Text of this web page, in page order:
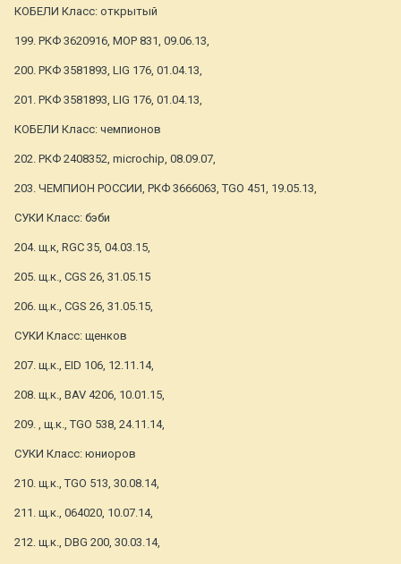
КОБЕЛИ Класс: открытый
199. РКФ 3620916, MOP 831, 09.06.13,
200. РКФ 3581893, LIG 176, 01.04.13,
201. РКФ 3581893, LIG 176, 01.04.13,
КОБЕЛИ Класс: чемпионов
202. РКФ 2408352, microchip, 08.09.07,
203. ЧЕМПИОН РОССИИ, РКФ 3666063, TGO 451, 19.05.13,
СУКИ Класс: бэби
204. щ.к, RGC 35, 04.03.15,
205. щ.к., CGS 26, 31.05.15
206. щ.к., CGS 26, 31.05.15,
СУКИ Класс: щенков
207. щ.к., EID 106, 12.11.14,
208. щ.к., BAV 4206, 10.01.15,
209. , щ.к., TGO 538, 24.11.14,
СУКИ Класс: юниоров
210. щ.к., TGO 513, 30.08.14,
211. щ.к., 064020, 10.07.14,
212. щ.к., DBG 200, 30.03.14,